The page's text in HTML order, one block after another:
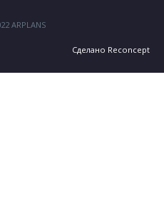
ARPLANS
Сделано Reconcept